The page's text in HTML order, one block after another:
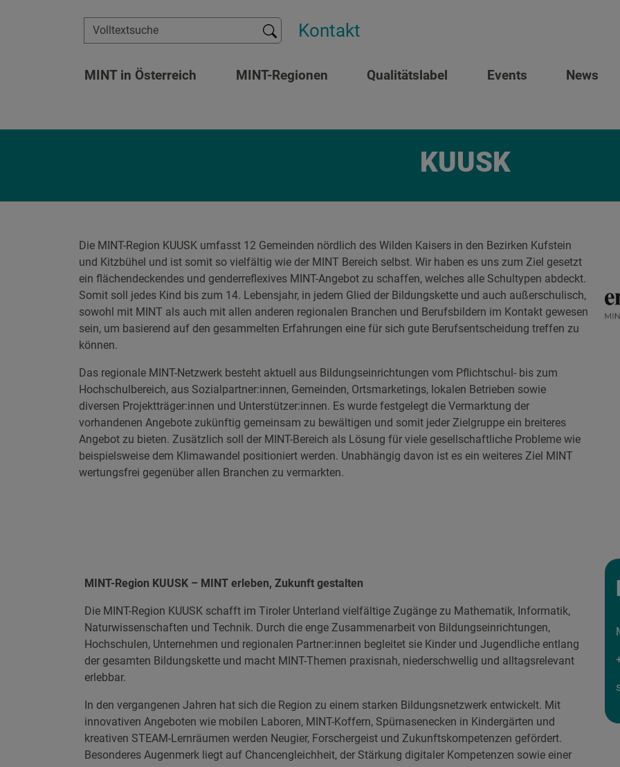
Zum Inhalt springen Suchen Kontakt
MINT in Österreich MINT-Regionen Qualitätslabel Events News
KUUSK
Die MINT-Region KUUSK umfasst 12 Gemeinden nördlich des Wilden Kaisers in den Bezirken Kufstein
und Kitzbühel und ist somit so vielfältig wie der MINT Bereich selbst. Wir haben es uns zum Ziel gesetzt
ein flächendeckendes und genderreflexives MINT-Angebot zu schaffen, welches alle Schultypen abdeckt.
Somit soll jedes Kind bis zum 14. Lebensjahr, in jedem Glied der Bildungskette und auch außerschulisch,
sowohl mit MINT als auch mit allen anderen regionalen Branchen und Berufsbildern im Kontakt gewesen
sein, um basierend auf den gesammelten Erfahrungen eine für sich gute Berufsentscheidung treffen zu
können.
Das regionale MINT-Netzwerk besteht aktuell aus Bildungseinrichtungen vom Pflichtschul- bis zum
Hochschulbereich, aus Sozialpartner:innen, Gemeinden, Ortsmarketings, lokalen Betrieben sowie
diversen Projektträger:innen und Unterstützer:innen. Es wurde festgelegt die Vermarktung der
vorhandenen Angebote zukünftig gemeinsam zu bewältigen und somit jeder Zielgruppe ein breiteres
Angebot zu bieten. Zusätzlich soll der MINT-Bereich als Lösung für viele gesellschaftliche Probleme wie
beispielsweise dem Klimawandel positioniert werden. Unabhängig davon ist es ein weiteres Ziel MINT
wertungsfrei gegenüber allen Branchen zu vermarkten.
MINT-Region KUUSK – MINT erleben, Zukunft gestalten
Die MINT-Region KUUSK schafft im Tiroler Unterland vielfältige Zugänge zu Mathematik, Informatik,
Naturwissenschaften und Technik. Durch die enge Zusammenarbeit von Bildungseinrichtungen,
Hochschulen, Unternehmen und regionalen Partner:innen begleitet sie Kinder und Jugendliche entlang
der gesamten Bildungskette und macht MINT-Themen praxisnah, niederschwellig und alltagsrelevant
erlebbar.
In den vergangenen Jahren hat sich die Region zu einem starken Bildungsnetzwerk entwickelt. Mit
innovativen Angeboten wie mobilen Laboren, MINT-Koffern, Spürnasenecken in Kindergärten und
kreativen STEAM-Lernräumen werden Neugier, Forschergeist und Zukunftskompetenzen gefördert.
Besonderes Augenmerk liegt auf Chancengleichheit, der Stärkung digitaler Kompetenzen sowie einer